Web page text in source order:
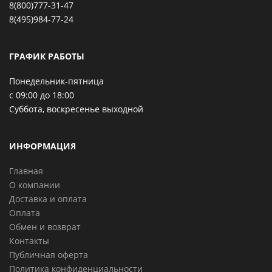
8(800)777-31-47
8(495)984-77-24
ГРАФИК РАБОТЫ
Понедельник-пятница
с 09:00 до 18:00
Суббота, воскресенье выходной
ИНФОРМАЦИЯ
Главная
О компании
Доставка и оплата
Оплата
Обмен и возврат
Контакты
Публичная оферта
Политика конфиденциальности